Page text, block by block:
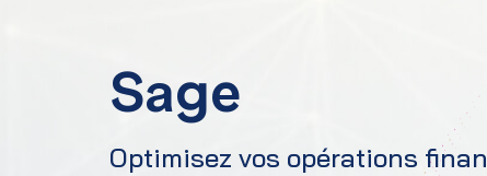
Sage
Optimisez vos opérations